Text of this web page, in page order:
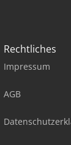
Kva
Kva
Rechtliches
Impressum
AGB